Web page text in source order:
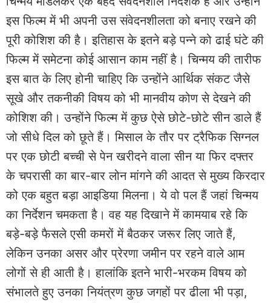
इस फिल्म में भी अपनी उस संवेदनशीलता को बनाए रखने की
पूरी कोशिश की है। इतिहास के इतने बड़े पन्ने को ढाई घंटे की
फिल्म में समेटना कोई आसान काम नहीं है। चिन्मय की तारीफ
इस बात के लिए होनी चाहिए कि उन्होंने आर्थिक संकट जैसे
सूखे और तकनीकी विषय को भी मानवीय कोण से देखने की
कोशिश की। उन्होंने फिल्म में कुछ ऐसे छोटे-छोटे सीन डाले हैं
जो सीधे दिल को छूते हैं। मिसाल के तौर पर ट्रैफिक सिग्नल
पर एक छोटी बच्ची से पेन खरीदने वाला सीन या फिर दफ्तर
के चपरासी का बार-बार लोन मांगने की आदत से मुख्य किरदार
को एक बहुत बड़ा आइडिया मिलना। ये वो पल हैं जहां चिन्मय
का निर्देशन चमकता है। वह यह दिखाने में कामयाब रहे कि
बड़े-बड़े फैसले एसी कमरों में बैठकर जरूर लिए जाते हैं,
लेकिन उनका असर और प्रेरणा जमीन पर रहने वाले आम
लोगों से ही आती है। हालांकि इतने भारी-भरकम विषय को
संभालते हुए उनका नियंत्रण कुछ जगहों पर ढीला भी पड़ा,